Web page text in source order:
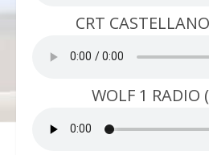
CRT
WOLF 1